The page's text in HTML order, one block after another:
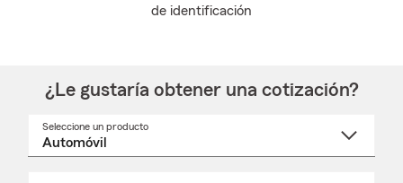
de identificación
¿Le gustaría obtener una cotización?
Seleccione un producto